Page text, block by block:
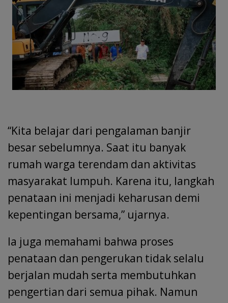
“Kita belajar dari pengalaman banjir
besar sebelumnya. Saat itu banyak
rumah warga terendam dan aktivitas
masyarakat lumpuh. Karena itu, langkah
penataan ini menjadi keharusan demi
kepentingan bersama,” ujarnya.
Ia juga memahami bahwa proses
penataan dan pengerukan tidak selalu
berjalan mudah serta membutuhkan
pengertian dari semua pihak. Namun